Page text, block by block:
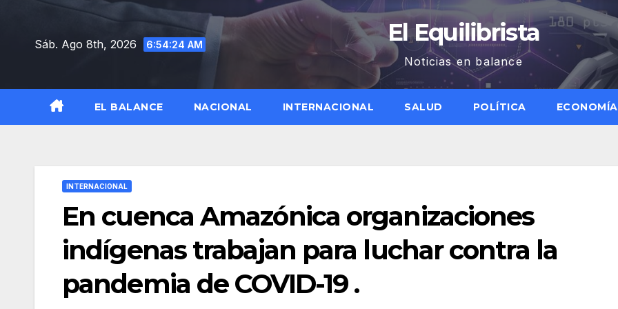
contenidoSáb. Ago 8th, 2026 6:54:25 AM El Equilibrista
Noticias en balance
EL BALANCE NACIONAL INTERNACIONAL SALUD POLÍTICA ECONOMÍA
INTERNACIONAL
En cuenca Amazónica organizaciones
indígenas trabajan para luchar contra la
pandemia de COVID-19 .